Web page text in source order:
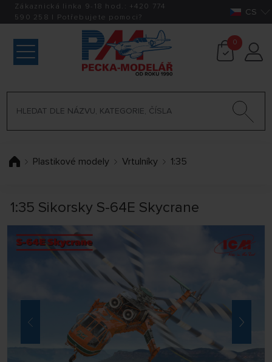
Zákaznická linka 9-18 hod.: +420 774
590 258 | Potřebujete pomoci? CS
0
Plastikové modely Vrtulníky 1:35
1:35 Sikorsky S-64E Skycrane